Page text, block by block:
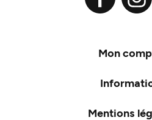
Mon
Mentions